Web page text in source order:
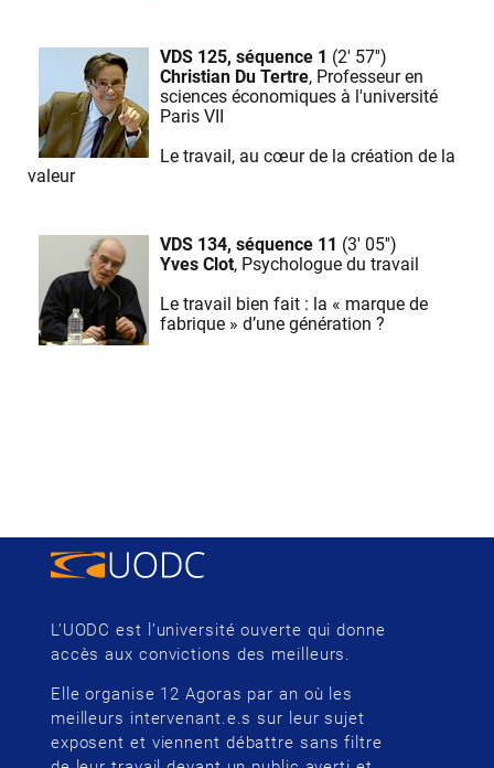
VDS 125, séquence 1 (2' 57'')
Christian Du Tertre, Professeur en
sciences économiques à l'université
Paris VII
Le travail, au cœur de la création de la
valeur
VDS 134, séquence 11 (3' 05'')
Yves Clot, Psychologue du travail
Le travail bien fait : la « marque de
fabrique » d’une génération ?
L’UODC est l’université ouverte qui donne
accès aux convictions des meilleurs.
Elle organise 12 Agoras par an où les
meilleurs intervenant.e.s sur leur sujet
exposent et viennent débattre sans filtre